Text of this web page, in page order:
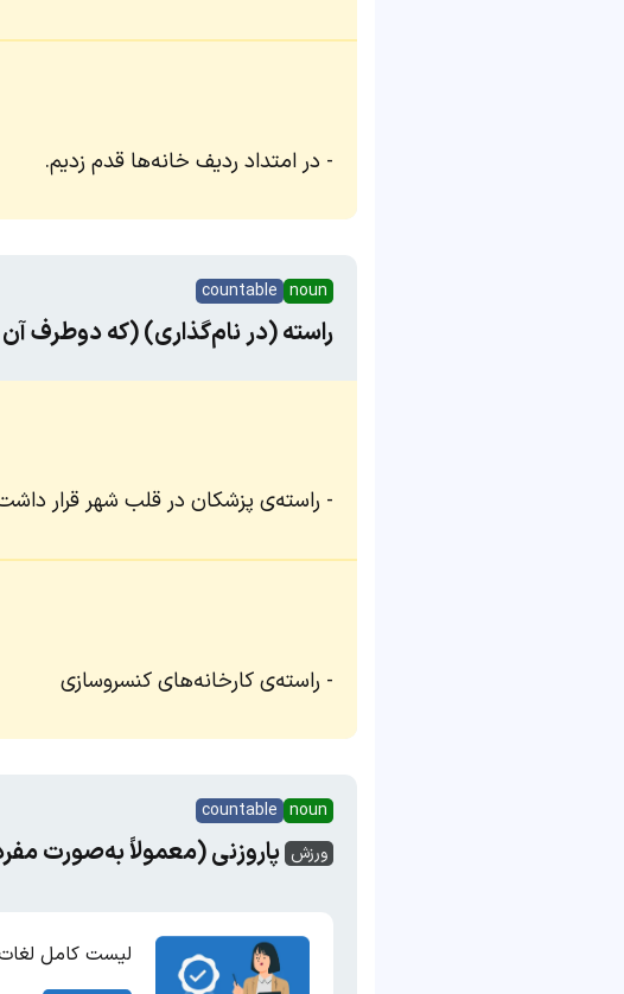
در امتداد ردیف خانه‌ها قدم زدیم.
noun
countable
راسته (در نام‌گذاری) (که دوطرف
راسته‌ی پزشکان در قلب شهر قرار
راسته‌ی کارخانه‌های کنسرو‌سازی
noun
countable
ورزش پاروزنی (معمولاً به‌صورت
لیست کامل